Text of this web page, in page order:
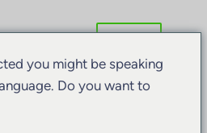
you might be speaking
Do you want to